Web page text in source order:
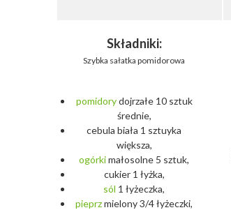
Składniki:
Szybka sałatka pomidorowa
pomidorydojrzałe 10 sztuk
średnie,
cebula biała 1 sztuyka
większa,
ogórkimałosolne 5 sztuk,
cukier 1 łyżka,
sól 1 łyżeczka,
pieprzmielony 3/4 łyżeczki,